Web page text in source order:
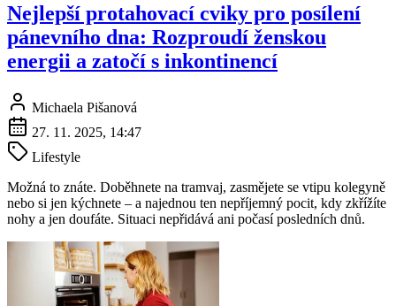
Nejlepší protahovací cviky pro posílení
pánevního dna: Rozproudí ženskou
energii a zatočí s inkontinencí
Michaela Pišanová
27. 11. 2025, 14:47
Lifestyle
Možná to znáte. Doběhnete na tramvaj, zasmějete se vtipu kolegyně
nebo si jen kýchnete – a najednou ten nepříjemný pocit, kdy zkřížíte
nohy a jen doufáte. Situaci nepřidává ani počasí posledních dnů.